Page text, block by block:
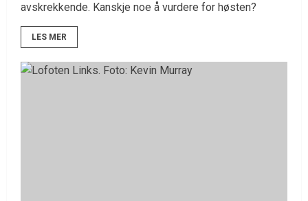
avskrekkende. Kanskje noe å vurdere for høsten?
LES MER